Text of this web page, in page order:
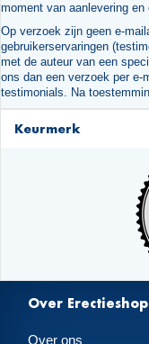
moment van aanlevering
Op verzoek zijn geen e-
gebruikerservaringen
met de auteur van een
ons dan een verzoek per e-
testimonials. Na
Keurmerk
Over Erectieshop
Over ons